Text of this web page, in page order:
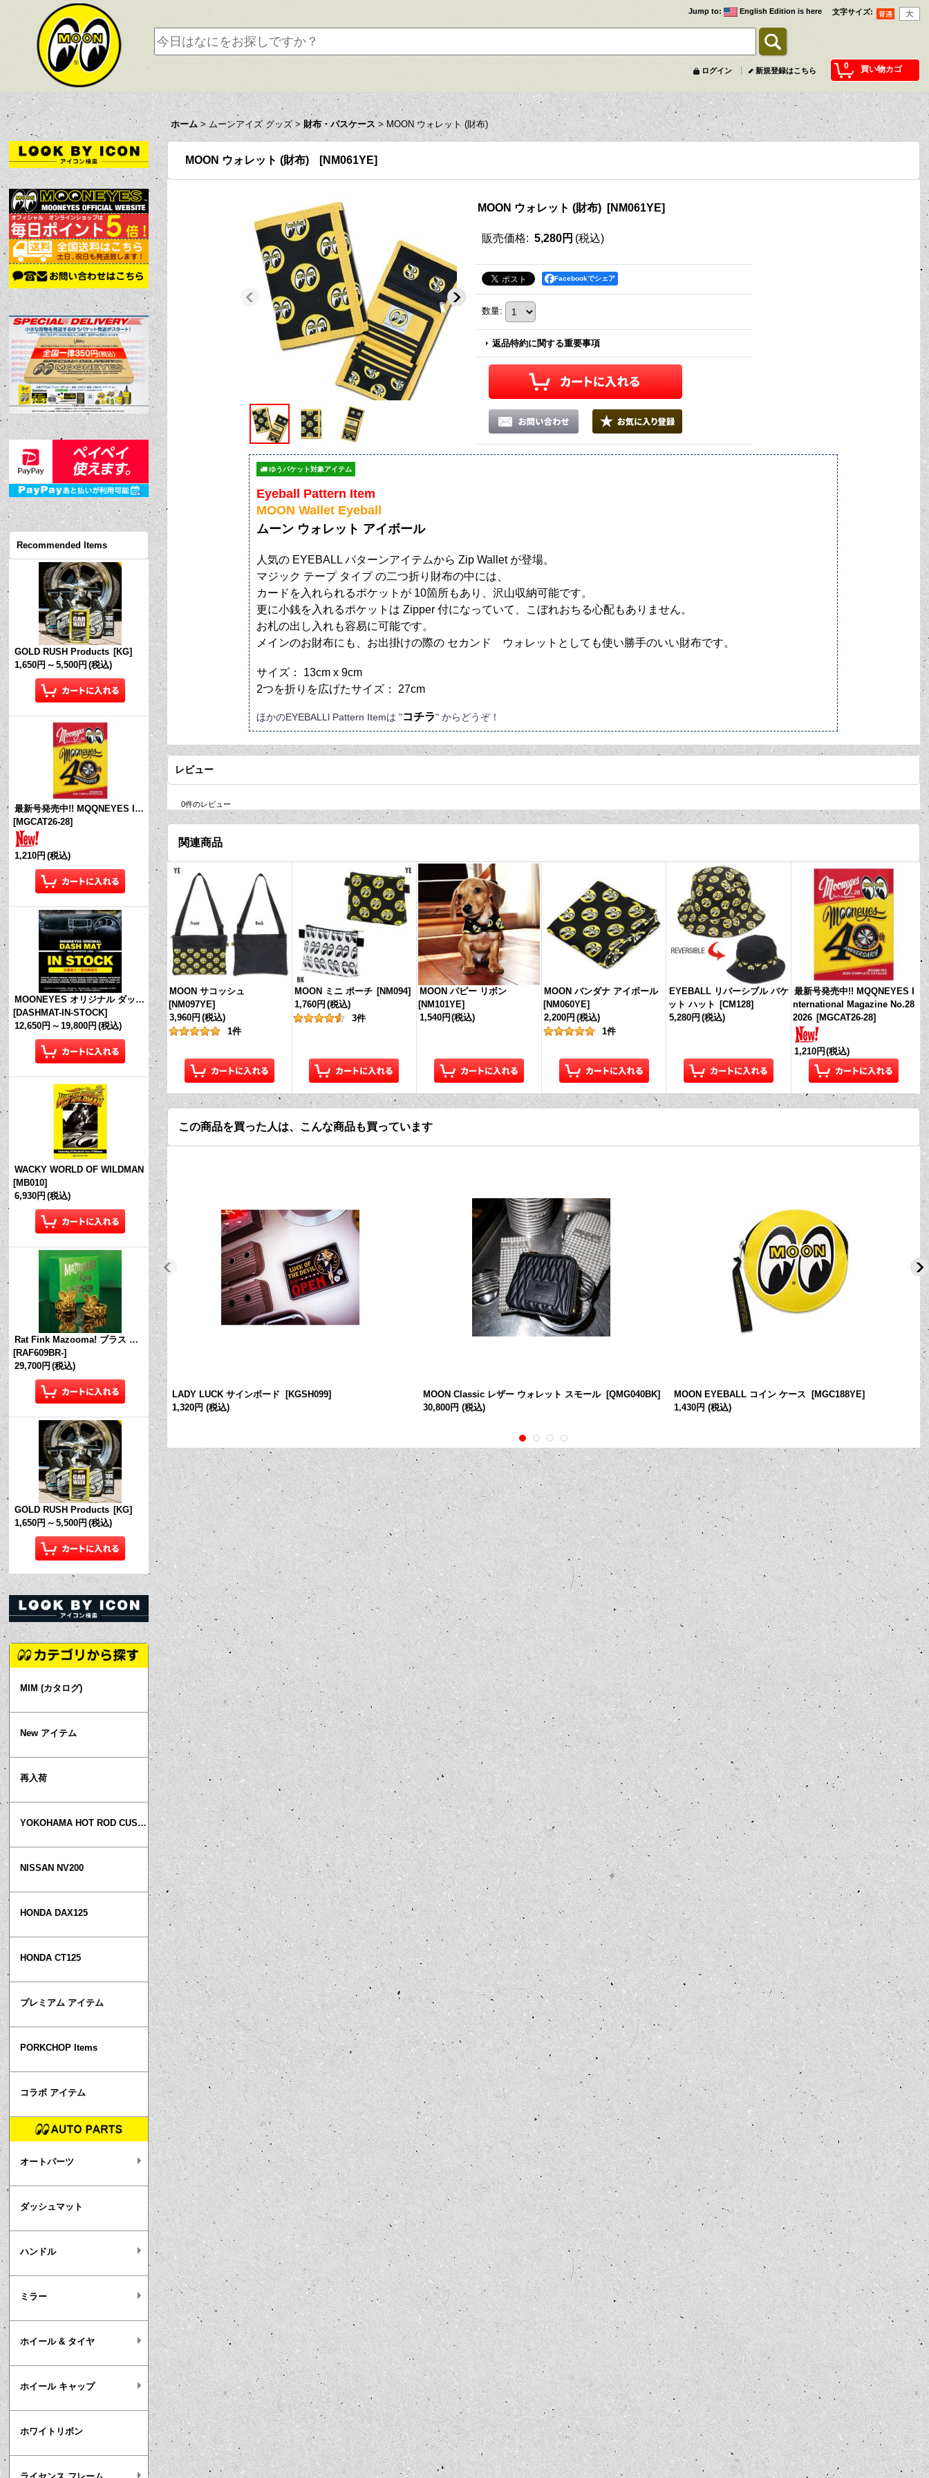
文字サイズ:
Jump to: English Edition is here
0 買い物カゴ
ログイン 新規登録はこちら
ホーム > ムーンアイズ グッズ > 財布・パスケース > MOON ウォレット (財布)
Recommended Items
GOLD RUSH Products [KG]
1,650円 ～ 5,500円 (税込)
最新号発売中!! MQQNEYES International Magazine No.28 2026
[MGCAT26-28]
1,210円 (税込)
MOONEYES オリジナル ダッシュマット (in Stock!)
[DASHMAT-IN-STOCK]
12,650円 ～ 19,800円 (税込)
WACKY WORLD OF WILDMAN
[MB010]
6,930円 (税込)
Rat Fink Mazooma! ブラス リング
[RAF609BR-]
29,700円 (税込)
GOLD RUSH Products [KG]
1,650円 ～ 5,500円 (税込)
MIM (カタログ)
New アイテム
再入荷
YOKOHAMA HOT ROD CUSTOM SHOW
NISSAN NV200
HONDA DAX125
HONDA CT125
プレミアム アイテム
PORKCHOP Items
コラボ アイテム
オートパーツ
ダッシュマット
ハンドル
ミラー
ホイール & タイヤ
ホイール キャップ
ホワイトリボン
MOON ウォレット (財布) [NM061YE]
MOON ウォレット (財布) [NM061YE]
販売価格: 5,280円 (税込)
Facebookでシェア
数量:
返品特約に関する重要事項
ゆうパケット対象アイテム
Eyeball Pattern Item
MOON Wallet Eyeball
ムーン ウォレット アイボール
人気の EYEBALL パターンアイテムから Zip Wallet が登場。
マジック テープ タイプ の二つ折り財布の中には、
カードを入れられるポケットが 10箇所もあり、沢山収納可能です。
更に小銭を入れるポケットは Zipper 付になっていて、こぼれおちる心配もありません。
お札の出し入れも容易に可能です。
メインのお財布にも、お出掛けの際の セカンド ウォレットとしても使い勝手のいい財布です。
サイズ： 13cm x 9cm
2つを折りを広げたサイズ： 27cm
ほかのEYEBALL l Pattern Itemは "コチラ" からどうぞ！
レビュー
0件のレビュー
関連商品
MOON サコッシュ
[NM097YE]
3,960円 (税込)
1件
MOON ミニ ポーチ [NM094]
1,760円 (税込)
3件
MOON パピー リボン
[NM101YE]
1,540円 (税込)
MOON バンダナ アイボール
[NM060YE]
2,200円 (税込)
1件
EYEBALL リバーシブル バケ
ット ハット
[CM128]
5,280円 (税込)
最新号発売中!! MQQNEYES I
nternational Magazine No.28
2026 [MGCAT26-28]
1,210円 (税込)
この商品を買った人は、こんな商品も買っています
LADY LUCK サインボード [KGSH099]
1,320円 (税込)
MOON Classic レザー ウォレット スモール [QMG040BK]
30,800円 (税込)
MOON EYEBALL コイン ケース [MGC188YE]
1,430円 (税込)